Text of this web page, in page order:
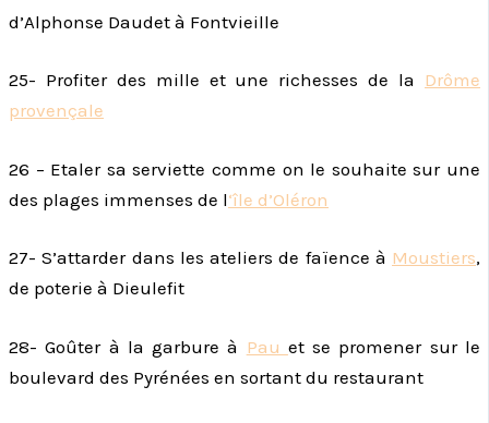
d’Alphonse Daudet à Fontvieille
25- Profiter des mille et une richesses de la Drôme
provençale
26 – Etaler sa serviette comme on le souhaite sur une
des plages immenses de l‘île d’Oléron
27- S’attarder dans les ateliers de faïence à Moustiers,
de poterie à Dieulefit
28- Goûter à la garbure à Pau et se promener sur le
boulevard des Pyrénées en sortant du restaurant